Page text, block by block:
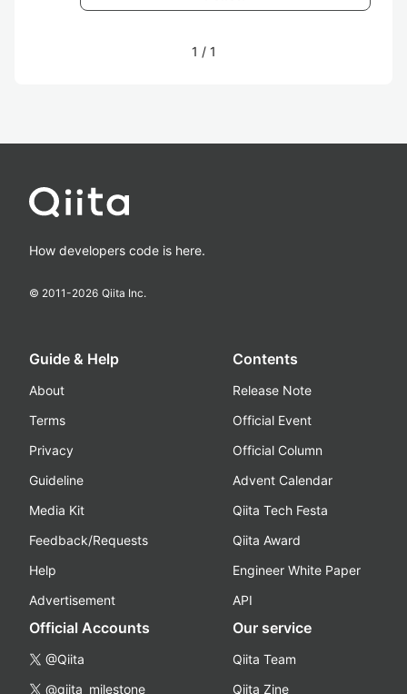
1 / 1
How developers code is here.
© 2011-2026 Qiita Inc.
Guide & Help
About
Terms
Privacy
Guideline
Media Kit
Feedback/Requests
Help
Advertisement
Contents
Release Note
Official Event
Official Column
Advent Calendar
Qiita Tech Festa
Qiita Award
Engineer White Paper
API
Official Accounts
@Qiita
@qiita_milestone
Our service
Qiita Team
Qiita Zine